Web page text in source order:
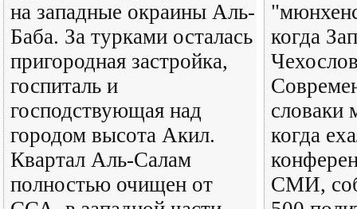
на западные окраины Аль-
Баба. За турками осталась
пригородная застройка,
госпиталь и
господствующая над
городом высота Акил.
Квартал Аль-Салам
полностью очищен от
когда
словаки
когда
СМИ,